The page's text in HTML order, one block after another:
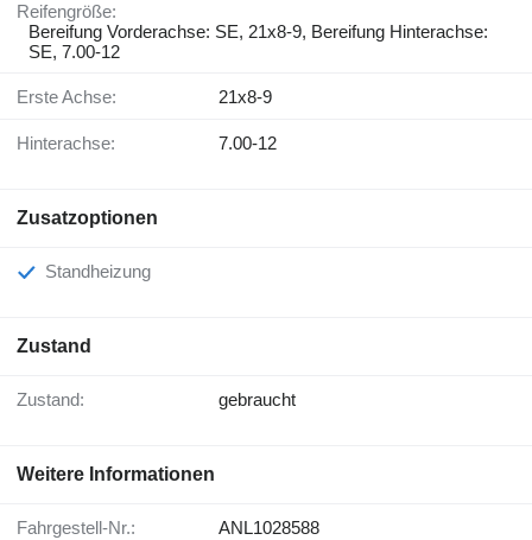
Reifengröße:
Bereifung Vorderachse: SE, 21x8-9, Bereifung Hinterachse:
SE, 7.00-12
Erste Achse: 21x8-9
Hinterachse: 7.00-12
Zusatzoptionen
Standheizung
Zustand
Zustand: gebraucht
Weitere Informationen
Fahrgestell-Nr.: ANL1028588